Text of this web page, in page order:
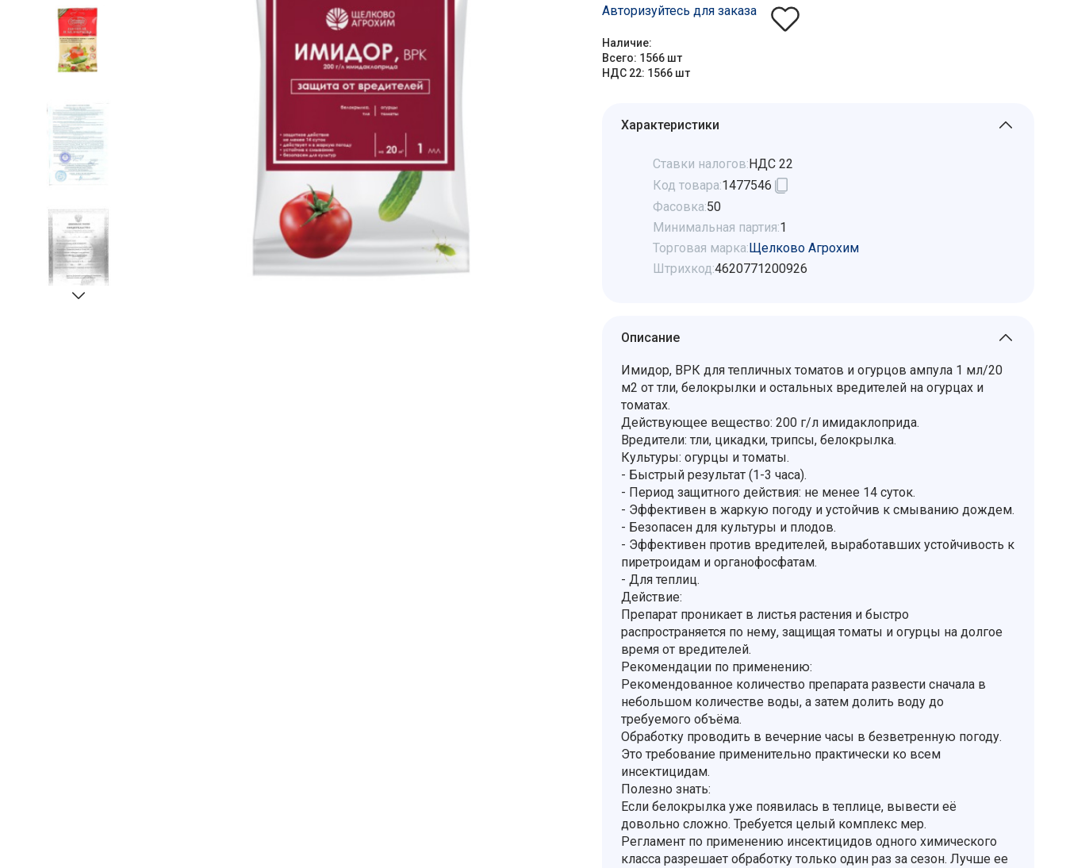
Авторизуйтесь для заказа
Наличие:
Всего: 1566 шт
НДС 22: 1566 шт
Характеристики
Ставки налогов:НДС 22
Код товара:1477546
Фасовка:50
Минимальная партия:1
Торговая марка:Щелково Агрохим
Штрихкод:4620771200926
Описание
Имидор, ВРК для тепличных томатов и огурцов ампула 1 мл/20
м2 от тли, белокрылки и остальных вредителей на огурцах и
томатах.
Действующее вещество: 200 г/л имидаклоприда.
Вредители: тли, цикадки, трипсы, белокрылка.
Культуры: огурцы и томаты.
- Быстрый результат (1-3 часа).
- Период защитного действия: не менее 14 суток.
- Эффективен в жаркую погоду и устойчив к смыванию дождем.
- Безопасен для культуры и плодов.
- Эффективен против вредителей, выработавших устойчивость к
пиретроидам и органофосфатам.
- Для теплиц.
Действие:
Препарат проникает в листья растения и быстро
распространяется по нему, защищая томаты и огурцы на долгое
время от вредителей.
Рекомендации по применению:
Рекомендованное количество препарата развести сначала в
небольшом количестве воды, а затем долить воду до
требуемого объёма.
Обработку проводить в вечерние часы в безветренную погоду.
Это требование применительно практически ко всем
инсектицидам.
Полезно знать:
Если белокрылка уже появилась в теплице, вывести её
довольно сложно. Требуется целый комплекс мер.
Регламент по применению инсектицидов одного химического
класса разрешает обработку только один раз за сезон. Лучше ее